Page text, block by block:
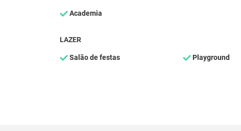
Academia
LAZER
Salão de festas Playground